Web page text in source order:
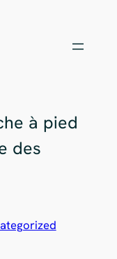
à pied
des